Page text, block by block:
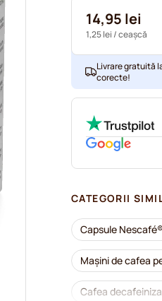
14,95 lei
1,25 lei / ceașcă
Livrare gratuită
corecte!
CATEGORII
Capsule
Mașini de cafea
Cafea